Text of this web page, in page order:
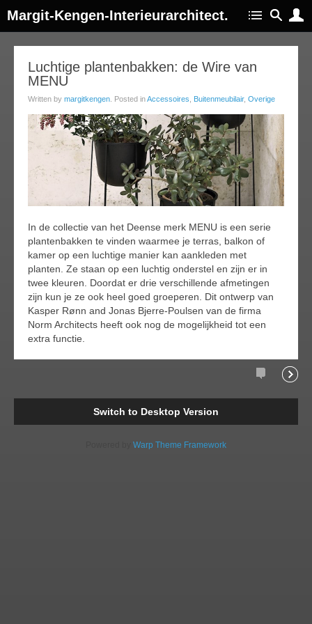
Margit-Kengen-Interieurarchitect.
Luchtige plantenbakken: de Wire van
MENU
Written by margitkengen . Posted inAccessoires Buitenmeubilair, Overige
In de collectie van het Deense merk MENU is een serie
plantenbakken te vinden waarmee je terras, balkon of
kamer op een luchtige manier kan aankleden met
planten. Ze staan op een luchtig onderstel en zijn er in
twee kleuren. Doordat er drie verschillende afmetingen
zijn kun je ze ook heel goed groeperen. Dit ontwerp van
Kasper Rønn and Jonas Bjerre-Poulsen van de firma
Norm Architects heeft ook nog de mogelijkheid tot een
extra functie.
Comments
Switch to Desktop Version
Warp Theme Framework